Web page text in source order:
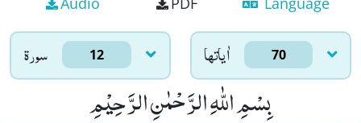
سورۃ 12 اٰياتها 70
بِسْمِ اللّٰهِ الرَّحْمٰنِ الرَّحِیْمِ